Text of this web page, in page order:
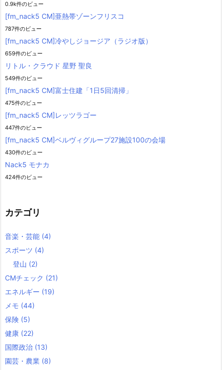
0.9k件のビュー
[fm_nack5 CM]亜熱帯ゾーンフリスコ
787件のビュー
[fm_nack5 CM]冷やしジョージア（ラジオ版）
659件のビュー
リトル・クラウド 星野 聖良
549件のビュー
[fm_nack5 CM]富士住建「1日5回清掃」
475件のビュー
[fm_nack5 CM]レッツラゴー
447件のビュー
[fm_nack5 CM]ベルヴィグループ27施設100の会場
430件のビュー
Nack5 モナカ
424件のビュー
カテゴリ
音楽・芸能 (4)
スポーツ (4)
登山 (2)
CMチェック (21)
エネルギー (19)
メモ (44)
保険 (5)
健康 (22)
国際政治 (13)
園芸・農業 (8)